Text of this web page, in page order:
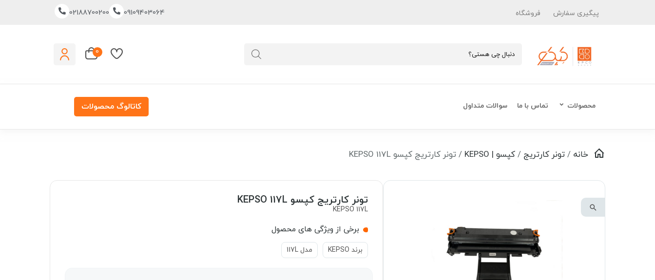
پیگیری سفارش فروشگاه 02188700200 09109403064
0
محصولات تماس با ما سوالات متداول کاتالوگ محصولات
خانه / تونر کارتریج / کپسو | KEPSO / تونر کارتریج کپسو KEPSO 117L
تونر کارتریج کپسو KEPSO 117L
KEPSO 117L
برخی از ویژگی های محصول
برند KEPSO مدل 117L